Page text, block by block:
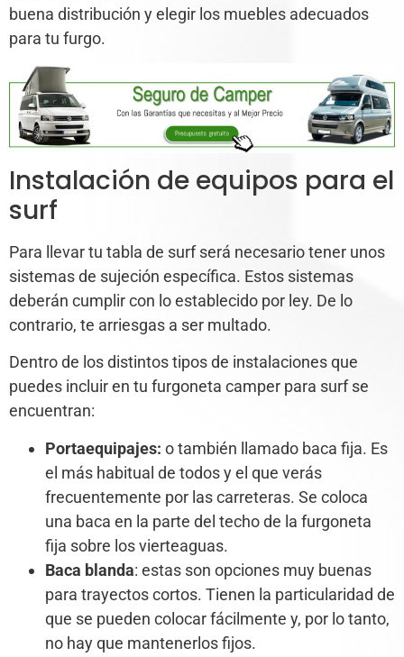
buena distribución y elegir los muebles adecuados
para tu furgo.
Instalación de equipos para el
surf
Para llevar tu tabla de surf será necesario tener unos
sistemas de sujeción específica. Estos sistemas
deberán cumplir con lo establecido por ley. De lo
contrario, te arriesgas a ser multado.
Dentro de los distintos tipos de instalaciones que
puedes incluir en tu furgoneta camper para surf se
encuentran:
Portaequipajes: o también llamado baca fija. Es
el más habitual de todos y el que verás
frecuentemente por las carreteras. Se coloca
una baca en la parte del techo de la furgoneta
fija sobre los vierteaguas.
Baca blanda: estas son opciones muy buenas
para trayectos cortos. Tienen la particularidad de
que se pueden colocar fácilmente y, por lo tanto,
no hay que mantenerlos fijos.